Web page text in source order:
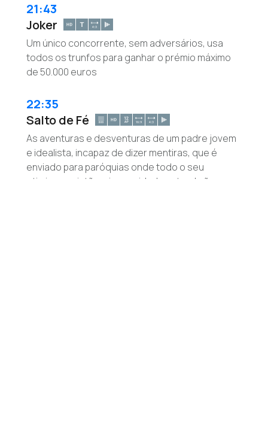
21:43
Joker
Um único concorrente, sem adversários, usa
todos os trunfos para ganhar o prémio máximo
de 50.000 euros
22:35
Salto de Fé
As aventuras e desventuras de um padre jovem
e idealista, incapaz de dizer mentiras, que é
enviado para paróquias onde todo o seu
otimismo cristão e ingenuidade natural são